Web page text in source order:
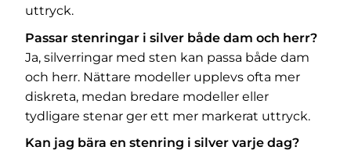
uttryck.
Passar stenringar i silver både dam och herr?
Ja, silverringar med sten kan passa både dam
och herr. Nättare modeller upplevs ofta mer
diskreta, medan bredare modeller eller
tydligare stenar ger ett mer markerat uttryck.
Kan jag bära en stenring i silver varje dag?